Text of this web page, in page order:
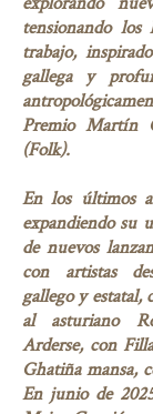
tensionando los
trabajo,
gallega y
Premio Martín
(Folk).
En los últimos
expandiendo su
de nuevos
con artistas
gallego y estatal,
al asturiano
Arderse, con
Ghatiña mansa,
En junio de